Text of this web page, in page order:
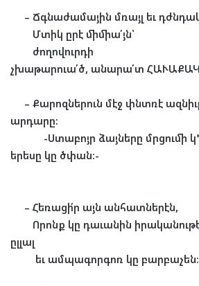
– Ճգնաժամային մռայլ եւ
Մտիկ ըրէ միմիա՛յն՝
ժողովուրդի
չխաթարուա՛ծ, անարա՛տ
– Քարոզներուն մէջ փնտռէ
արդարը։
-Ստաբոյր ձայները մրցումի կ’
երեսը կը ծփան։-
– Հեռացի՛ր այն անհատներէն,
Որոնք կը դաւանին
ըլլալ
եւ ամպագորգոռ կը բարբաչեն։